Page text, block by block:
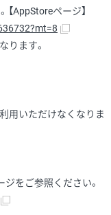
AppStoreページ】
ります。
用いただけなくなりま
をご参照ください。